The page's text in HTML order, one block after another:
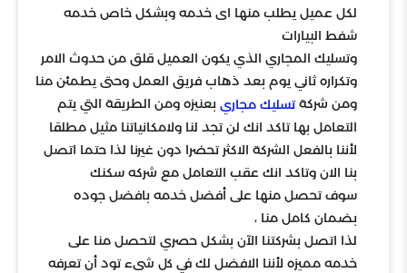
لكل عميل يطلب منها اى خدمه وبشكل خاص خدمه
شفط البيارات
وتسليك المجاري الذي يكون العميل قلق من حدوث الامر
وتكراره ثاني يوم بعد ذهاب فريق العمل وحتى يطمئن منا
ومن شركةتسليك مجاري بعنيزه ومن الطريقة التي يتم
التعامل بها تاكد انك لن تجد لنا ولامكانياتنا مثيل مطلقا
لأننا بالفعل الشركة الاكثر تحضرا دون غيرنا لذا حتما اتصل
بنا الان وتاكد انك عقب التعامل مع شركه سكنك
سوف تحصل منها على أفضل خدمه بافضل جوده
بضمان كامل منا ،
لذا اتصل بشركتنا الآن بشكل حصري لتحصل منا على
خدمه مميزه لأننا الافضل لك في كل شىء تود أن تعرفه